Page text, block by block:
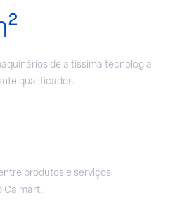
de altíssima tecnologia
qualificados.
produtos e serviços
Calmart.